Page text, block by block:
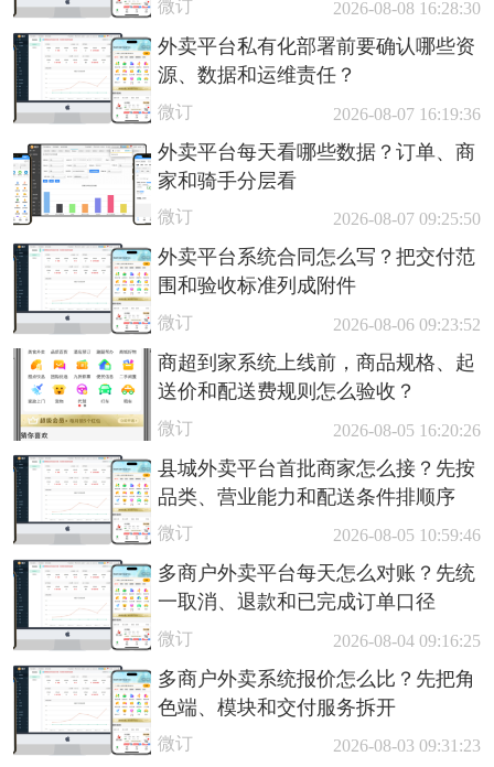
微订 2026-08-08 16:28:30
外卖平台私有化部署前要确认哪些资
源、数据和运维责任？
微订 2026-08-07 16:19:36
外卖平台每天看哪些数据？订单、商
家和骑手分层看
微订 2026-08-07 09:25:50
外卖平台系统合同怎么写？把交付范
围和验收标准列成附件
微订 2026-08-06 09:23:52
商超到家系统上线前，商品规格、起
送价和配送费规则怎么验收？
微订 2026-08-05 16:20:26
县城外卖平台首批商家怎么接？先按
品类、营业能力和配送条件排顺序
微订 2026-08-05 10:59:46
多商户外卖平台每天怎么对账？先统
一取消、退款和已完成订单口径
微订 2026-08-04 09:16:25
多商户外卖系统报价怎么比？先把角
色端、模块和交付服务拆开
微订 2026-08-03 09:31:23